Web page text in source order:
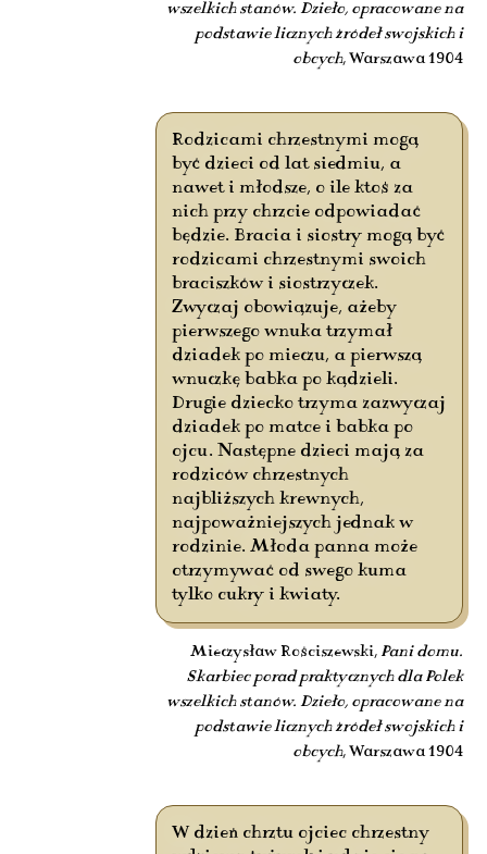
wszelkich stanów. Dzieło, opracowane na
podstawie licznych źródeł swojskich i
obcych, Warszawa 1904
Rodzicami chrzestnymi mogą
być dzieci od lat siedmiu, a
nawet i młodsze, o ile ktoś za
nich przy chrzcie odpowiadać
będzie. Bracia i siostry mogą być
rodzicami chrzestnymi swoich
braciszków i siostrzyczek.
Zwyczaj obowiązuje, ażeby
pierwszego wnuka trzymał
dziadek po mieczu, a pierwszą
wnuczkę babka po kądzieli.
Drugie dziecko trzyma zazwyczaj
dziadek po matce i babka po
ojcu. Następne dzieci mają za
rodziców chrzestnych
najbliższych krewnych,
najpoważniejszych jednak w
rodzinie. Młoda panna może
otrzymywać od swego kuma
tylko cukry i kwiaty.
Mieczysław Rościszewski, Pani domu.
Skarbiec porad praktycznych dla Polek
wszelkich stanów. Dzieło, opracowane na
podstawie licznych źródeł swojskich i
obcych, Warszawa 1904
W dzień chrztu ojciec chrzestny